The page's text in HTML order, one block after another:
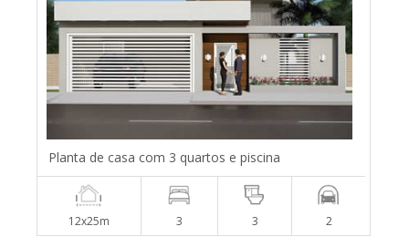
Planta de casa com 3 quartos e piscina
12x25m 3 3 2